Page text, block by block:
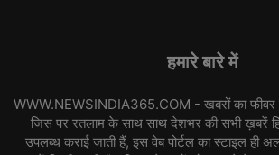
हमारे बारे में
WWW.NEWSINDIA365.COM - खबरों का फीवर
जिस पर रतलाम के साथ साथ देशभर की सभी ख़बरें
उपलब्ध कराई जाती हैं, इस वेब पोर्टल का स्टाइल ही